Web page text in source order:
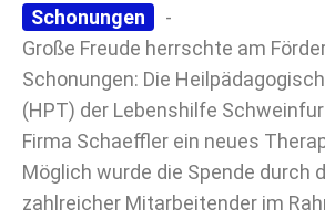
Schonungen
-
Große Freude herrschte am
Schonungen: Die
(HPT) der Lebenshilfe
Firma Schaeffler ein neues
Möglich wurde die Spende durch
zahlreicher Mitarbeitender im